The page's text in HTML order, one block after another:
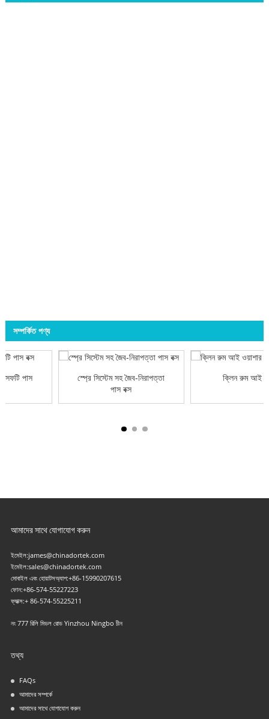
সম্পর্কিত পণ্য
পাস
স্প্রে সিস্টেম সহ জৈব-নিরাপত্তা
পাস বক্স
ক্লিন রুম আই
আমাদের সাথে যোগাযোগ করুন
ইমেইল:james@chinadortek.com
ইমেইল:sales@chinadortek.com
মোবাইল এবং হোয়াটসঅ্যাপ:+86-15990207615
ফোন:+86-574-55227223
ফ্যাক্স:+ 86-574-55225211
নং 777 রিলি মিডল রোড Yinzhou Ningbo চীন
তথ্য
FAQs
আমাদের সম্পর্কে
আমাদের সাথে যোগাযোগ করুন